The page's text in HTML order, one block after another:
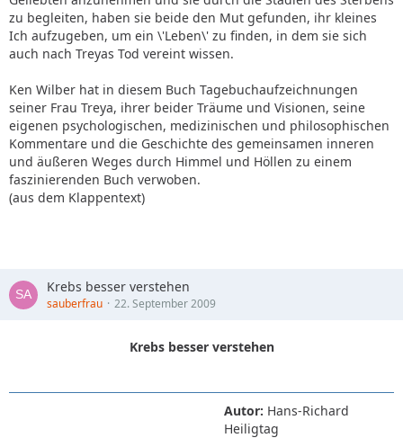
zu begleiten, haben sie beide den Mut gefunden, ihr kleines
Ich aufzugeben, um ein \'Leben\' zu finden, in dem sie sich
auch nach Treyas Tod vereint wissen.
Ken Wilber hat in diesem Buch Tagebuchaufzeichnungen
seiner Frau Treya, ihrer beider Träume und Visionen, seine
eigenen psychologischen, medizinischen und philosophischen
Kommentare und die Geschichte des gemeinsamen inneren
und äußeren Weges durch Himmel und Höllen zu einem
faszinierenden Buch verwoben.
(aus dem Klappentext)
Krebs besser verstehen
sauberfrau 22. September 2009
Krebs besser verstehen
Autor: Hans-Richard
Heiligtag